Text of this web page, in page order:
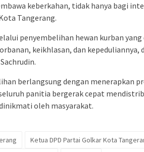
keberkahan, tidak hanya bagi
Tangerang.
penyembelihan hewan kurban
keikhlasan, dan kepeduliannya,
berlangsung dengan menerapkan
panitia bergerak cepat
oleh masyarakat.
Ketua DPD Partai Golkar Kota